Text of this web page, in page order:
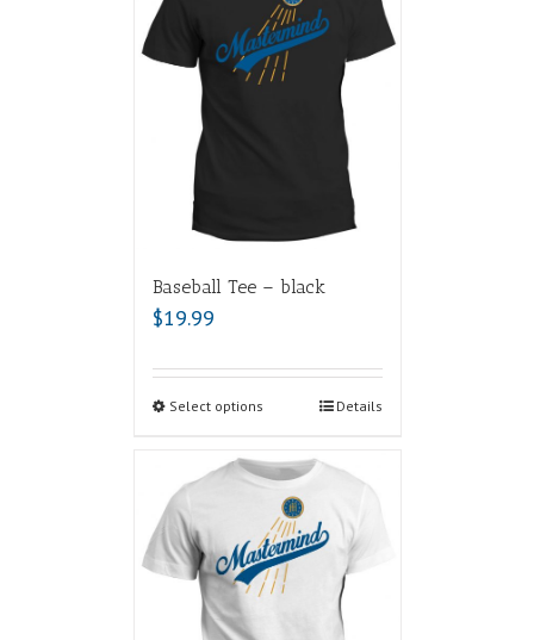
Baseball Tee – black
$19.99
Select options Details